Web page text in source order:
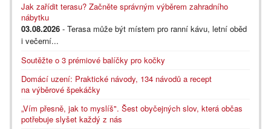
Jak zařídit terasu? Začněte správným výběrem zahradního
nábytku
03.08.2026 - Terasa může být místem pro ranní kávu, letní oběd
i večerní...
Soutěžte o 3 prémiové balíčky pro kočky
Domácí uzení: Praktické návody, 134 návodů a recept
na výběrové špekáčky
„Vím přesně, jak to myslíš". Šest obyčejných slov, která občas
potřebuje slyšet každý z nás